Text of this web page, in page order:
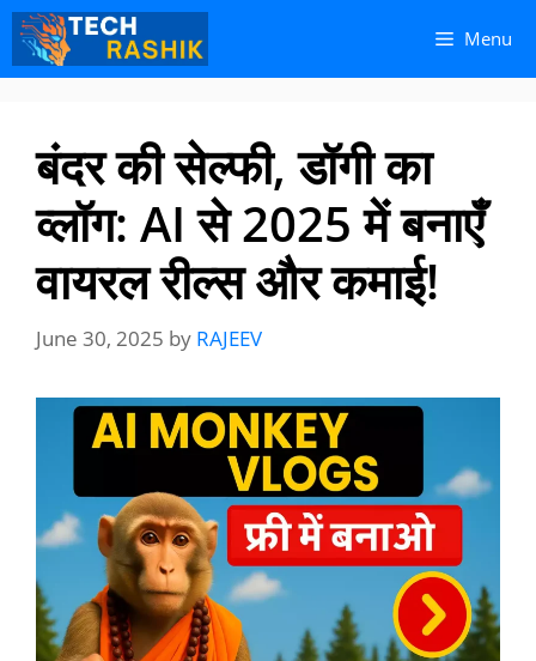
Skip
content
Skip
content
Menu
बंदर की सेल्फी, डॉगी का
व्लॉग: AI से 2025 में बनाएँ
वायरल रील्स और कमाई!
June 30, 2025 by RAJEEV